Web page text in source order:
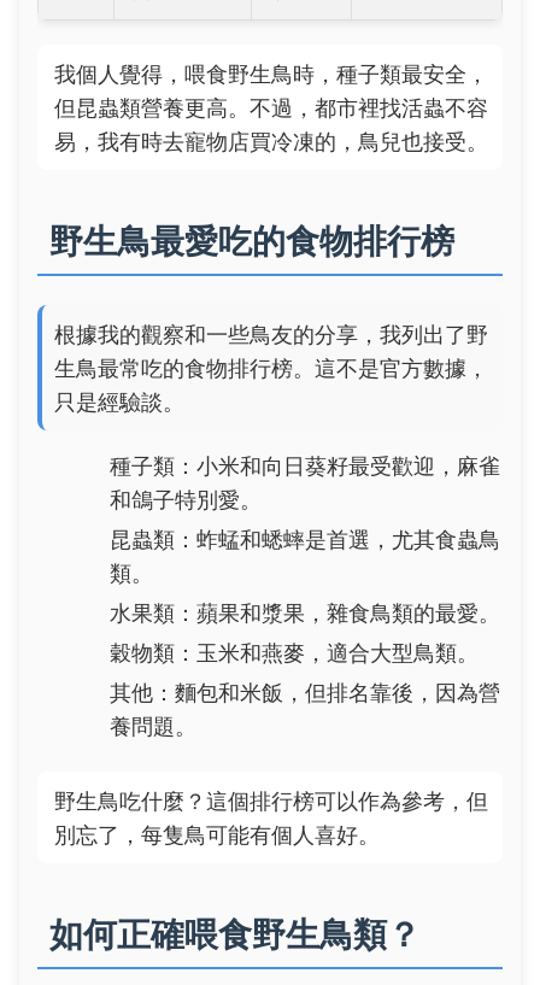
我個人覺得，喂食野生鳥時，種子類最安全，
但昆蟲類營養更高。不過，都市裡找活蟲不容
易，我有時去寵物店買冷凍的，鳥兒也接受。
野生鳥最愛吃的食物排行榜
根據我的觀察和一些鳥友的分享，我列出了野
生鳥最常吃的食物排行榜。這不是官方數據，
只是經驗談。
種子類：小米和向日葵籽最受歡迎，麻雀
和鴿子特別愛。
昆蟲類：蚱蜢和蟋蟀是首選，尤其食蟲鳥
類。
水果類：蘋果和漿果，雜食鳥類的最愛。
穀物類：玉米和燕麥，適合大型鳥類。
其他：麵包和米飯，但排名靠後，因為營
養問題。
野生鳥吃什麼？這個排行榜可以作為參考，但
別忘了，每隻鳥可能有個人喜好。
如何正確喂食野生鳥類？